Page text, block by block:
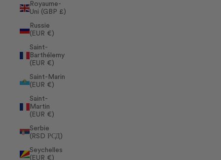
Royaume-
Uni (GBP £)
Russie
(EUR €)
Saint-
Barthélemy
(EUR €)
Saint-Marin
(EUR €)
Saint-
Martin
(EUR €)
Serbie
(RSD РСД)
Seychelles
(EUR €)